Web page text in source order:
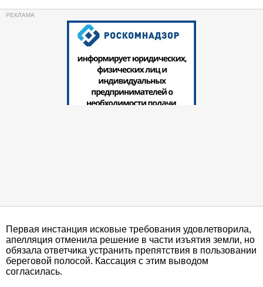
Первая инстанция исковые требования удовлетворила,
апелляция отменила решение в части изъятия земли, но
обязала ответчика устранить препятствия в пользовании
береговой полосой. Кассация с этим выводом
согласилась.